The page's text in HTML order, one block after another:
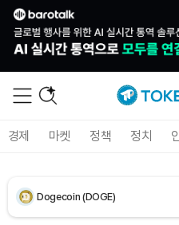
경제 마켓 정책 정치
XRP (XRP)
Dogecoin (DOGE)